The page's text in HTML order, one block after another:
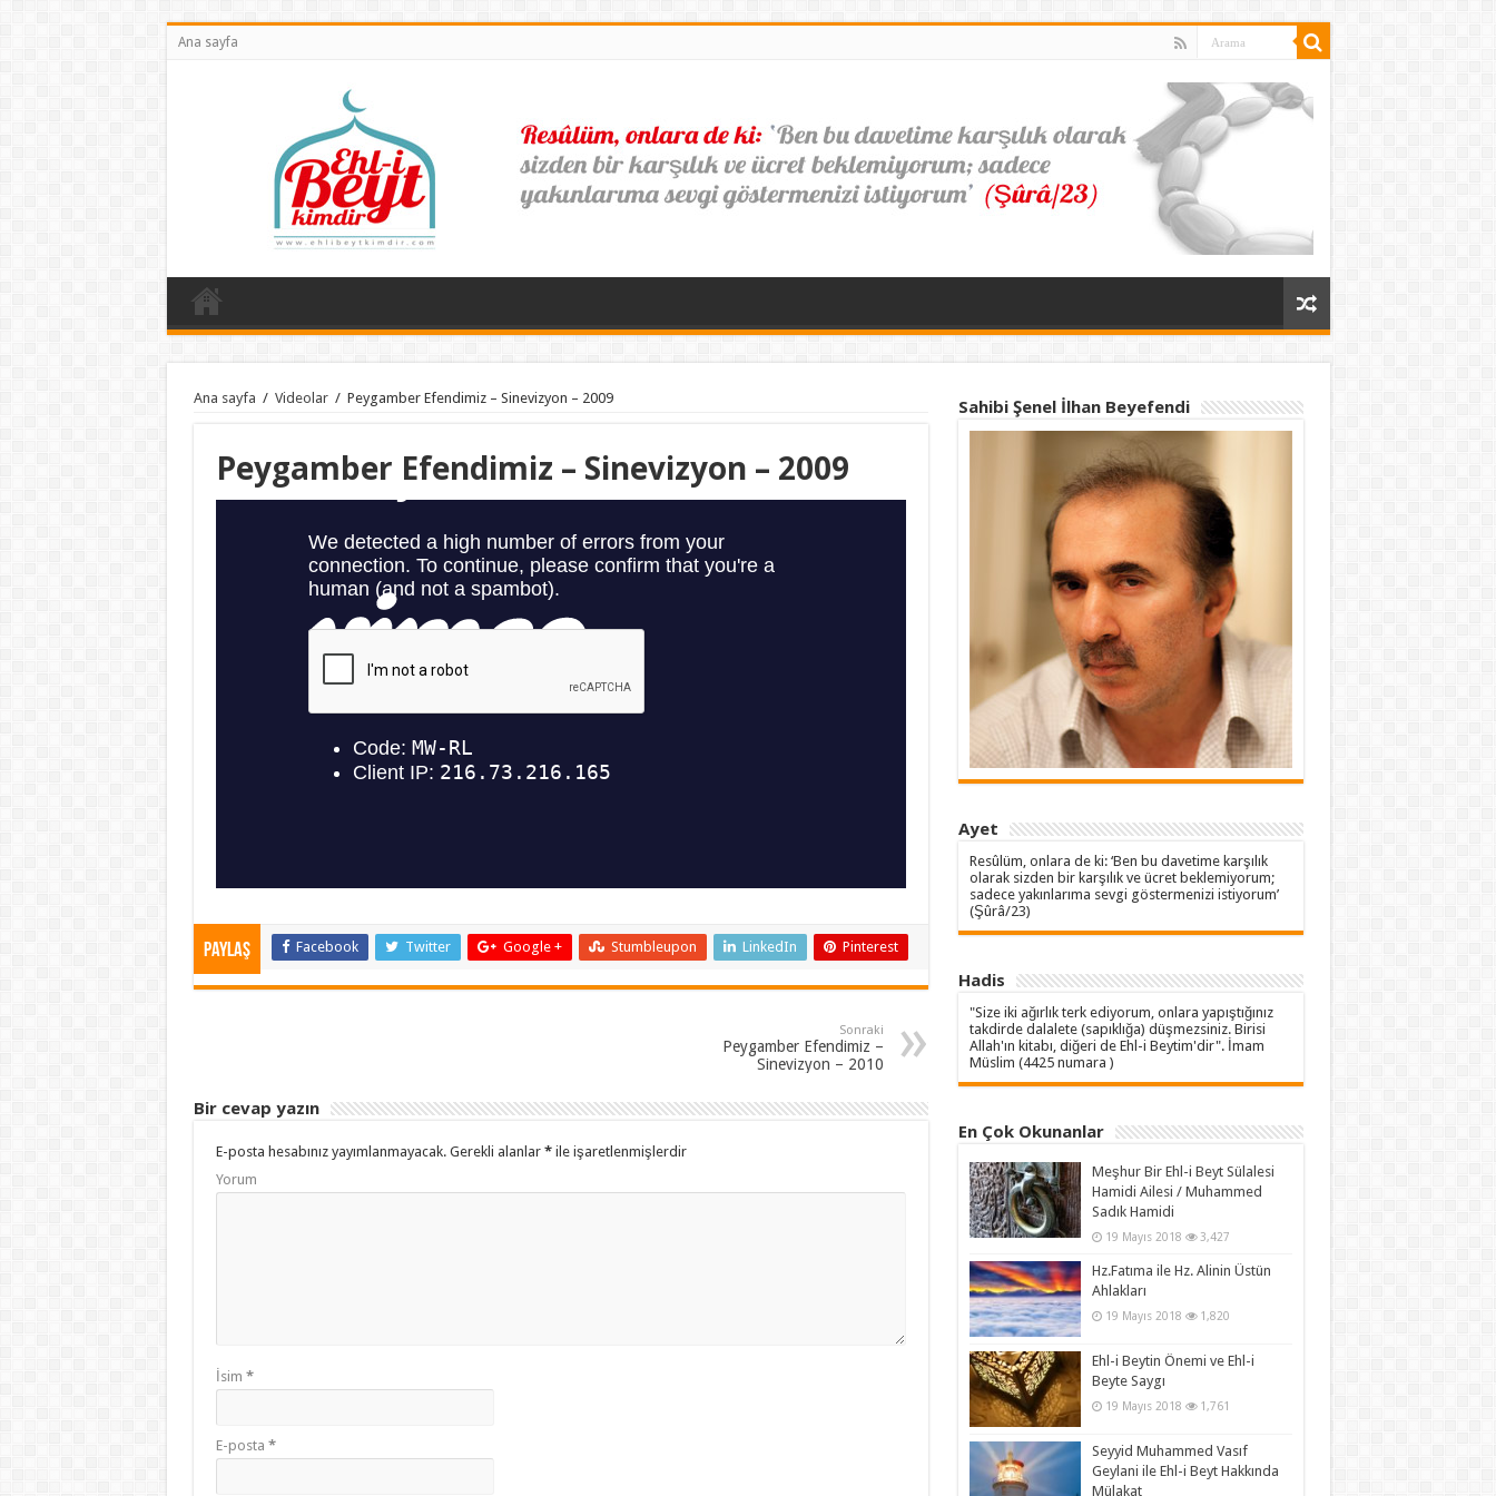
Ana sayfa
Ana sayfa / Videolar / Peygamber Efendimiz – Sinevizyon – 2009
Peygamber Efendimiz – Sinevizyon – 2009
Paylaş Facebook Twitter Google + Stumbleupon LinkedIn Pinterest
Sonraki
Peygamber Efendimiz –
Sinevizyon – 2010
Bir cevap yazın
E-posta hesabınız yayımlanmayacak.Gerekli alanlar *ile işaretlenmişlerdir
Yorum
İsim *
E-posta *
Sahibi Şenel İlhan Beyefendi
Ayet
Resûlüm, onlara de ki: ‘Ben bu davetime karşılık
olarak sizden bir karşılık ve ücret beklemiyorum;
sadece yakınlarıma sevgi göstermenizi istiyorum’
(Şûrâ/23)
Hadis
"Size iki ağırlık terk ediyorum, onlara yapıştığınız
takdirde dalalete (sapıklığa) düşmezsiniz. Birisi
Allah'ın kitabı, diğeri de Ehl-i Beytim'dir". İmam
Müslim (4425 numara )
En Çok Okunanlar
Meşhur Bir Ehl-i Beyt Sülalesi
Hamidi Ailesi / Muhammed
Sadık Hamidi
19 Mayıs 2018 3,427
Hz.Fatıma ile Hz. Alinin Üstün
Ahlakları
19 Mayıs 2018 1,820
Ehl-i Beytin Önemi ve Ehl-i
Beyte Saygı
19 Mayıs 2018 1,761
Seyyid Muhammed Vasıf
Geylani ile Ehl-i Beyt Hakkında
Mülakat